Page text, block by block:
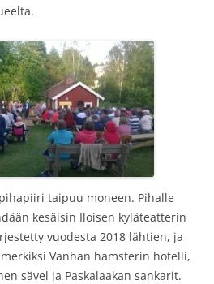
taipuu moneen. Pihalle
kesäisin Iloisen kyläteatterin
vuodesta 2018 lähtien, ja
Vanhan hamsterin hotelli,
sävel ja Paskalaakan sankarit.